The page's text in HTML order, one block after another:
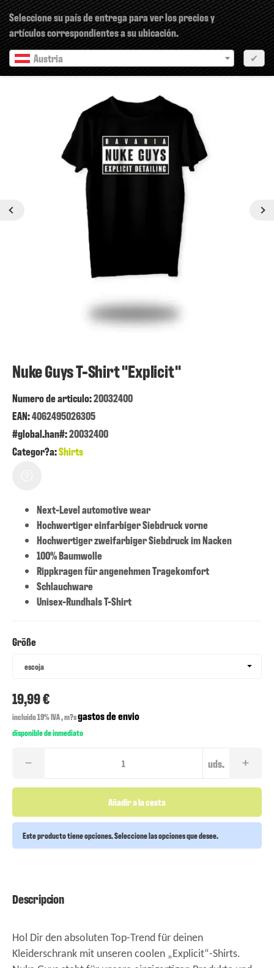
Seleccione su país de entrega para ver los precios y
artículos correspondientes a su ubicación.
Austria
✔
siguiente
Nuke Guys T-Shirt "Explicit"
Numero de articulo:20032400
EAN:4062495026305
#global.han#:20032400
Categor?a:Shirts
Next-Level automotive wear
Hochwertiger einfarbiger Siebdruck vorne
Hochwertiger zweifarbiger Siebdruck im Nacken
100% Baumwolle
Rippkragen für angenehmen Tragekomfort
Schlauchware
Unisex-Rundhals T-Shirt
Größe
escoja
19,99 €
incluido 19% IVA , m?sgastos de envio
disponible de inmediato
uds.
Añadir a la cesta
Este producto tiene opciones. Seleccione las opciones que desee.
Descripcion
Hol Dir den absoluten Top-Trend für deinen
Kleiderschrank mit unseren coolen „Explicit“-Shirts.